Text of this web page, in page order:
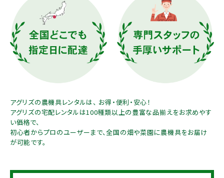
作業用品
補修部品
レンタル
利用ガイド FAQ
アグリズの農機具レンタルは、 お得・便利・安心！
アグリズの宅配レンタルは100種類以上の豊富な品揃えをお求めやす
い価格で、
初心者からプロのユーザーまで、全国の畑や菜園に農機具をお届け
が可能です。